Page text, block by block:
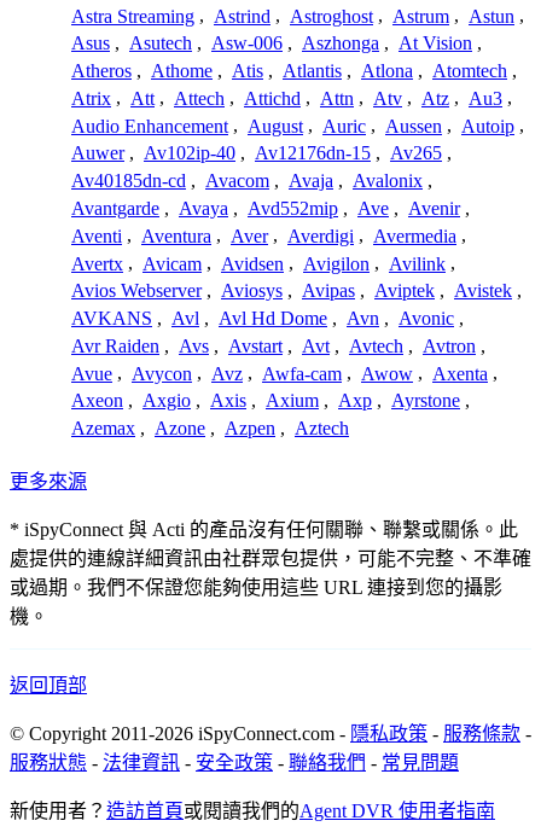
Astra Streaming , Astrind , Astroghost , Astrum , Astun ,
Asus , Asutech , Asw-006 , Aszhonga , At Vision ,
Atheros , Athome , Atis , Atlantis , Atlona , Atomtech ,
Atrix , Att , Attech , Attichd , Attn , Atv , Atz , Au3 ,
Audio Enhancement , August , Auric , Aussen , Autoip ,
Auwer , Av102ip-40 , Av12176dn-15 , Av265 ,
Av40185dn-cd , Avacom , Avaja , Avalonix ,
Avantgarde , Avaya , Avd552mip , Ave , Avenir ,
Aventi , Aventura , Aver , Averdigi , Avermedia ,
Avertx , Avicam , Avidsen , Avigilon , Avilink ,
Avios Webserver , Aviosys , Avipas , Aviptek , Avistek ,
AVKANS , Avl , Avl Hd Dome , Avn , Avonic ,
Avr Raiden , Avs , Avstart , Avt , Avtech , Avtron ,
Avue , Avycon , Avz , Awfa-cam , Awow , Axenta ,
Axeon , Axgio , Axis , Axium , Axp , Ayrstone ,
Azemax , Azone , Azpen , Aztech
更多來源
* iSpyConnect 與 Acti 的產品沒有任何關聯、聯繫或關係。此
處提供的連線詳細資訊由社群眾包提供，可能不完整、不準確
或過期。我們不保證您能夠使用這些 URL 連接到您的攝影
機。
返回頂部
© Copyright 2011-2026 iSpyConnect.com - 隱私政策 - 服務條款 -
服務狀態 - 法律資訊 - 安全政策 - 聯絡我們 - 常見問題
新使用者？ 造訪首頁或閱讀我們的Agent DVR 使用者指南